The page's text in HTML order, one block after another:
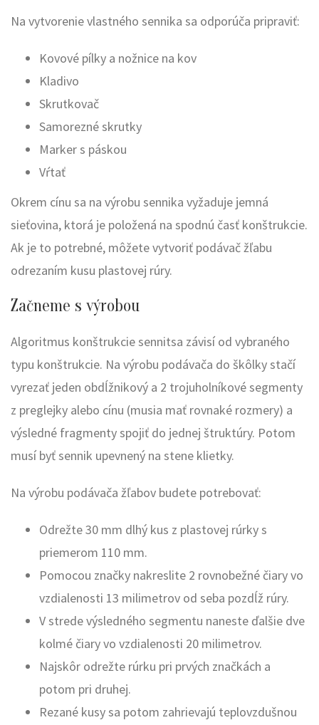
Na vytvorenie vlastného sennika sa odporúča pripraviť:
Kovové pílky a nožnice na kov
Kladivo
Skrutkovač
Samorezné skrutky
Marker s páskou
Vŕtať
Okrem cínu sa na výrobu sennika vyžaduje jemná
sieťovina, ktorá je položená na spodnú časť konštrukcie.
Ak je to potrebné, môžete vytvoriť podávač žľabu
odrezaním kusu plastovej rúry.
Začneme s výrobou
Algoritmus konštrukcie sennitsa závisí od vybraného
typu konštrukcie. Na výrobu podávača do škôlky stačí
vyrezať jeden obdĺžnikový a 2 trojuholníkové segmenty
z preglejky alebo cínu (musia mať rovnaké rozmery) a
výsledné fragmenty spojiť do jednej štruktúry. Potom
musí byť sennik upevnený na stene klietky.
Na výrobu podávača žľabov budete potrebovať:
Odrežte 30 mm dlhý kus z plastovej rúrky s
priemerom 110 mm.
Pomocou značky nakreslite 2 rovnobežné čiary vo
vzdialenosti 13 milimetrov od seba pozdĺž rúry.
V strede výsledného segmentu naneste ďalšie dve
kolmé čiary vo vzdialenosti 20 milimetrov.
Najskôr odrežte rúrku pri prvých značkách a
potom pri druhej.
Rezané kusy sa potom zahrievajú teplovzdušnou